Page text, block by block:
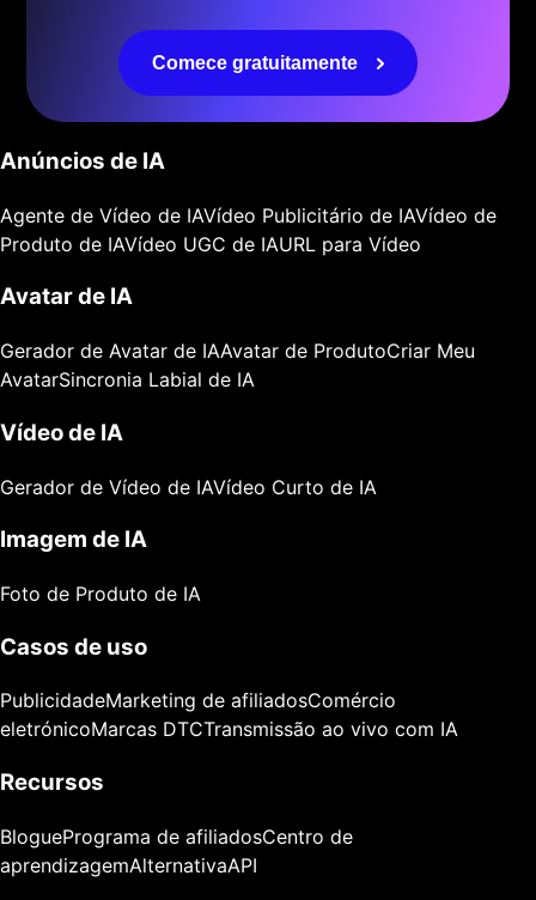
Comece gratuitamente
Anúncios de IA
Agente de Vídeo de IAVídeo Publicitário de IAVídeo de
Produto de IAVídeo UGC de IAURL para Vídeo
Avatar de IA
Gerador de Avatar de IAAvatar de ProdutoCriar Meu
AvatarSincronia Labial de IA
Vídeo de IA
Gerador de Vídeo de IAVídeo Curto de IA
Imagem de IA
Foto de Produto de IA
Casos de uso
PublicidadeMarketing de afiliadosComércio
eletrónicoMarcas DTCTransmissão ao vivo com IA
Recursos
BloguePrograma de afiliadosCentro de
aprendizagemAlternativaAPI